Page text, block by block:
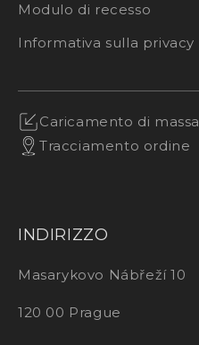
Modulo di recesso
Informativa sulla privacy
Caricamento di massa
Tracciamento ordine
INDIRIZZO
Masarykovo Nábřeží 10
120 00 Prague